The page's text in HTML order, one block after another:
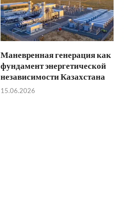
Маневренная генерация как
фундамент энергетической
независимости Казахстана
15.06.2026